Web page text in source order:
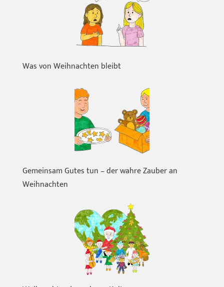
Was von Weihnachten bleibt
Gemeinsam Gutes tun – der wahre Zauber an
Weihnachten